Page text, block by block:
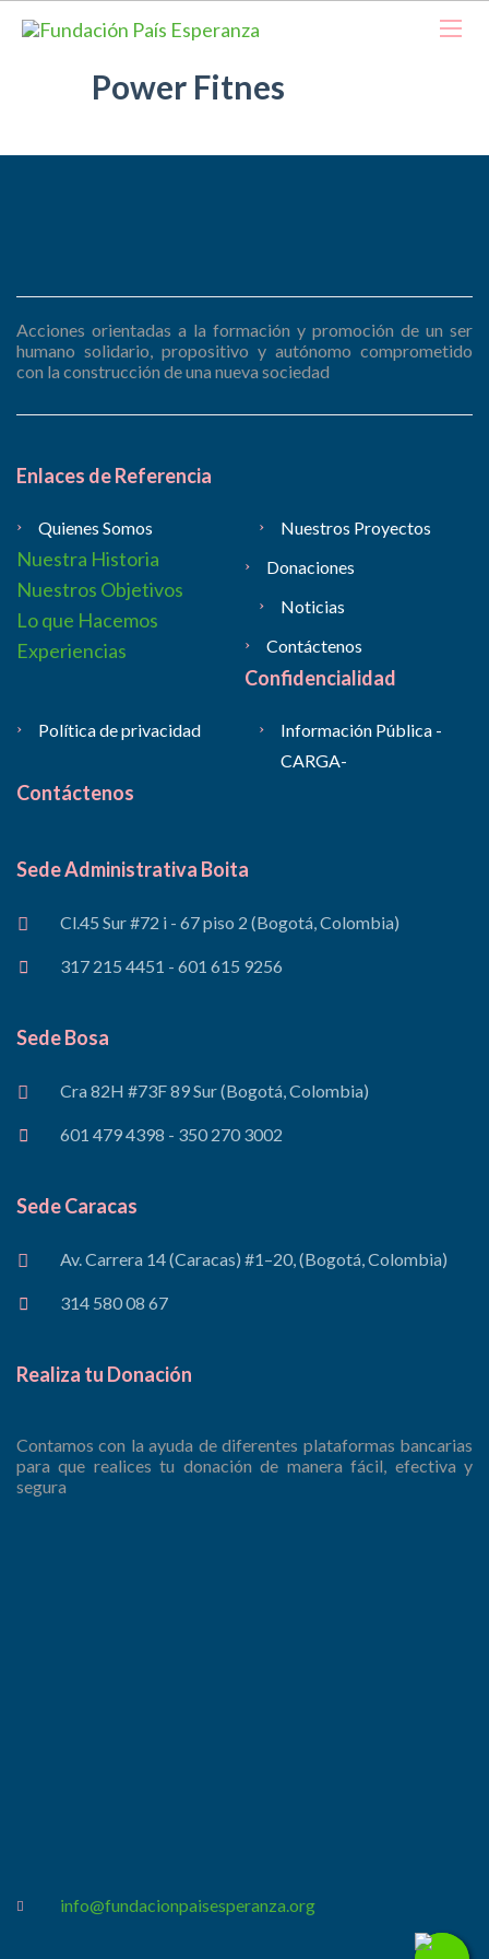
Power Fitnes
Acciones orientadas a la formación y promoción de un ser
humano solidario, propositivo y autónomo comprometido
con la construcción de una nueva sociedad
Enlaces de Referencia
Quienes Somos
Nuestra Historia
Nuestros Objetivos
Lo que Hacemos
Experiencias
Nuestros Proyectos
Donaciones
Noticias
Contáctenos
Confidencialidad
Política de privacidad
Información Pública -
CARGA-
Contáctenos
Sede Administrativa Boita
Cl.45 Sur #72 i - 67 piso 2 (Bogotá, Colombia)
317 215 4451 - 601 615 9256
Sede Bosa
Cra 82H #73F 89 Sur (Bogotá, Colombia)
601 479 4398 - 350 270 3002
Sede Caracas
Av. Carrera 14 (Caracas) #1–20, (Bogotá, Colombia)
314 580 08 67
Realiza tu Donación
Contamos con la ayuda de diferentes plataformas bancarias
para que realices tu donación de manera fácil, efectiva y
segura
info@fundacionpaisesperanza.org